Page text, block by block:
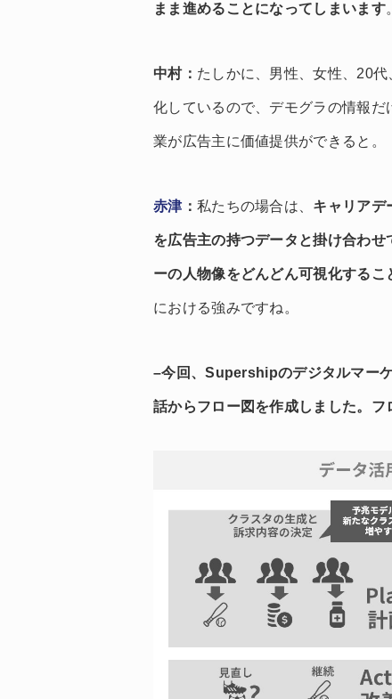
まま進めることになってしまいます。
中村： たしかに、男性、女性、20
化しているので、デモグラの情報
業が広告主に価値提供ができると。
赤津 ： 私たちの場合は、 キャリアデ
を広告主の持つデータと掛け合わ
ーの人物像をどんどん可視化するこ
における強みですね。
–今回、Supershipのデジタルマー
話からフロー図を作成しました。フ